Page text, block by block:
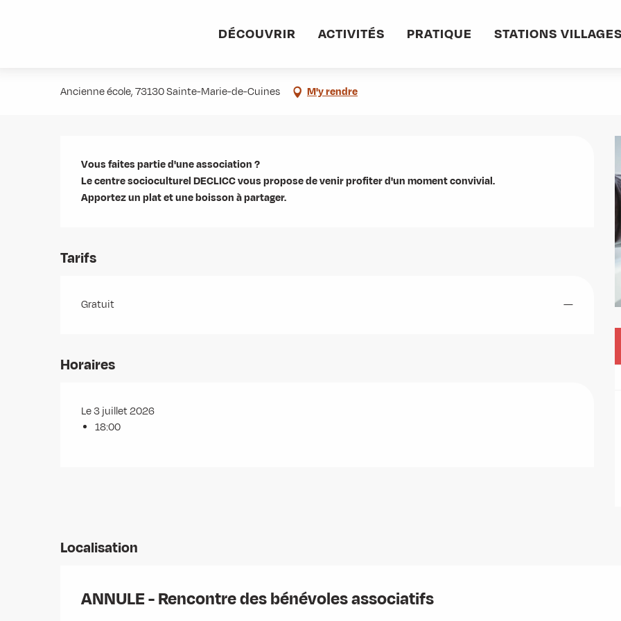
DÉCOUVRIR ACTIVITÉS PRATIQUE STATIONS VILLAGES
Ancienne école, 73130 Sainte-Marie-de-Cuines M'y rendre
Description
Vous faites partie d'une association ?
Le centre socioculturel DECLICC vous propose de venir profiter d'un moment convivial.
Apportez un plat et une boisson à partager.
Tarifs
Gratuit —
Horaires
Le 3 juillet 2026
18:00
Localisation
ANNULE - Rencontre des bénévoles associatifs